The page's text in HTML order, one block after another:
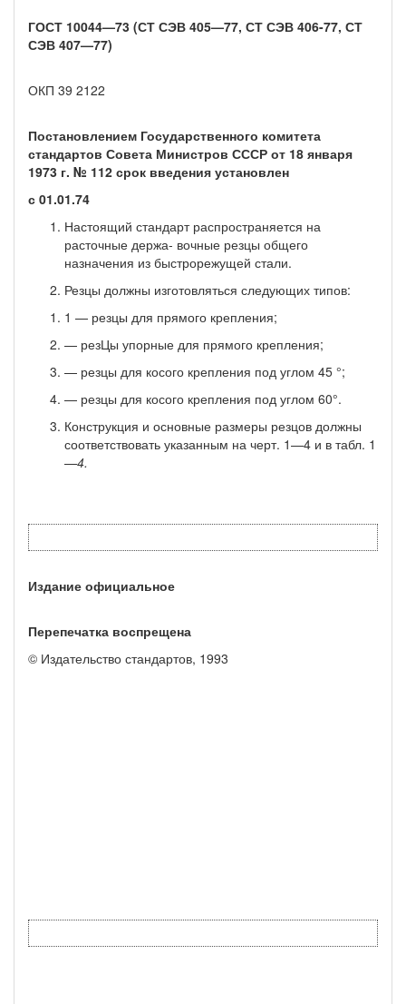
ГОСТ 10044—73 (СТ СЭВ 405—77, СТ СЭВ 406-77, СТ
СЭВ 407—77)
ОКП 39 2122
Постановлением Государственного комитета
стандартов Совета Министров СССР от 18 января
1973 г. № 112 срок введения установлен
с 01.01.74
Настоящий стандарт распространяется на
расточные держа- вочные резцы общего
назначения из быстрорежущей стали.
Резцы должны изготовляться следующих типов:
1 — резцы для прямого крепления;
— резЦы упорные для прямого крепления;
— резцы для косого крепления под углом 45 °;
— резцы для косого крепления под углом 60°.
Конструкция и основные размеры резцов должны
соответ­ствовать указанным на черт. 1—4 и в табл. 1
—4.
Издание официальное
Перепечатка воспрещена
© Издательство стандартов, 1993